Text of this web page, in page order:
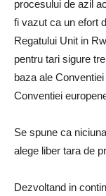
procesului de azil
fi vazut ca un efort
Regatului Unit in
pentru tari sigure
baza ale
Conventiei
Se spune ca
alege liber tara de
Dezvoltand in